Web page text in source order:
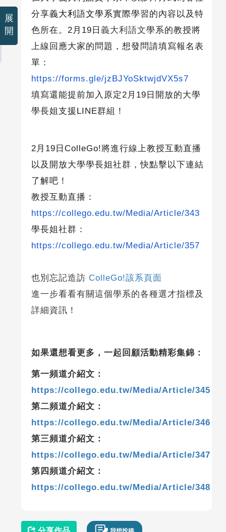
分享義大利語文學系實際學習的內容以及特
色所在。 2 月 19 日 義大利語文學系的教授將
上線回應大家的問題，想發問請填寫報名表
單：
https://forms.gle/jzBJYoSktwjdVX5s7
填寫還能提前加入原定2 月 19 日開放的大學
學長姐支援 LINE群組！
2月 19 日 ColleGo!將進行線上教授互動直播
以及開放大學學長姐社群，快點擊以下連結
了解吧！
教授互動直播：
https://collego.edu.tw/Media/Article/343
學長姐社群：
https://collego.edu.tw/Media/Article/357
也別忘記造訪 ColleGo!該系頁面
進一步看看有關這個學系的各種選才指標及
詳細資訊！
如果還想看更多，一起回顧活動精彩集錦：
第一頻道介紹文：
https://collego.edu.tw/Media/Article/345
第二頻道介紹文：
https://collego.edu.tw/Media/Article/346
第三頻道介紹文：
https://collego.edu.tw/Media/Article/347
第四頻道介紹文：
https://collego.edu.tw/Media/Article/348
展
開